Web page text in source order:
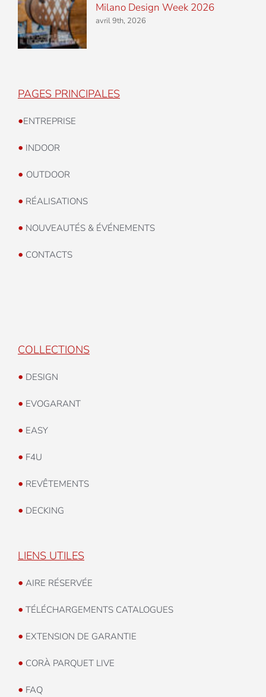
Milano Design Week 2026
avril 9th, 2026
PAGES PRINCIPALES
•ENTREPRISE
• INDOOR
• OUTDOOR
• RÉALISATIONS
• NOUVEAUTÉS & ÉVÉNEMENTS
• CONTACTS
COLLECTIONS
• DESIGN
• EVOGARANT
• EASY
• F4U
• REVÊTEMENTS
• DECKING
LIENS UTILES
• AIRE RÉSERVÉE
• TÉLÉCHARGEMENTS CATALOGUES
• EXTENSION DE GARANTIE
• CORÀ PARQUET LIVE
• FAQ